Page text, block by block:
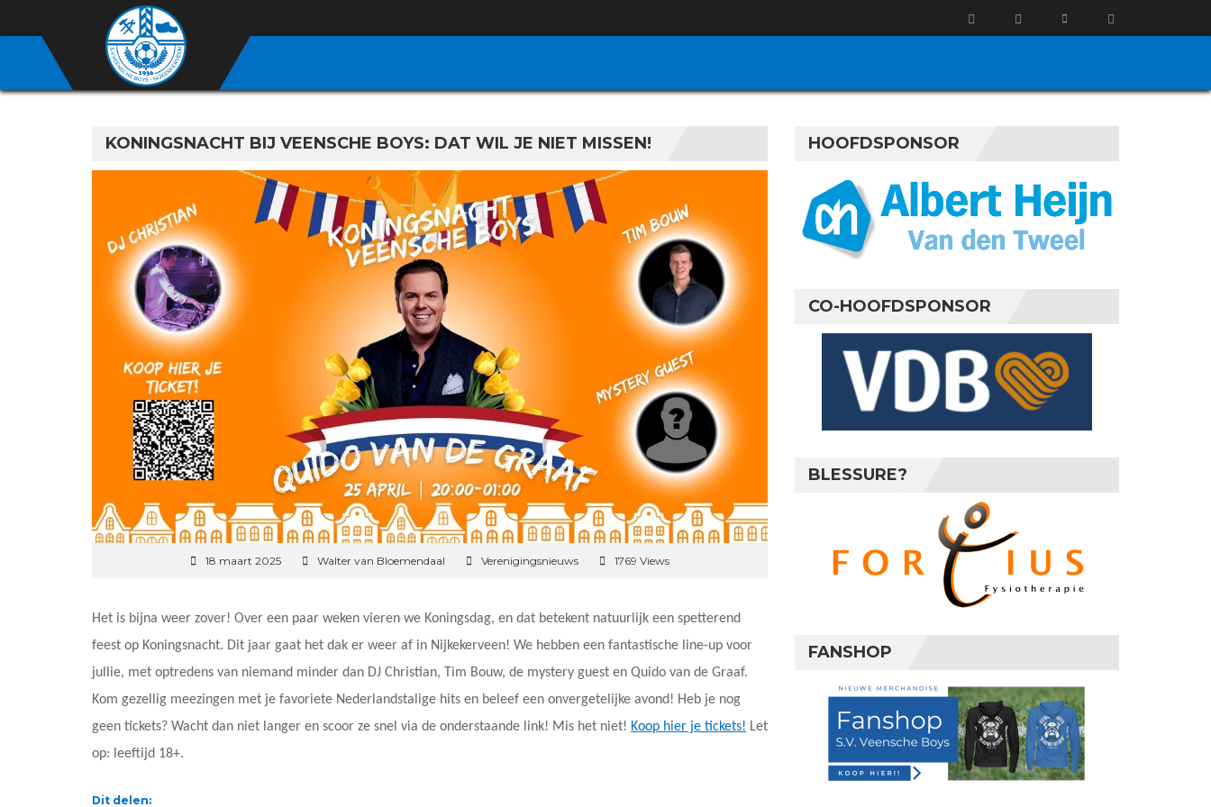
KONINGSNACHT BIJ VEENSCHE BOYS: DAT WIL JE NIET MISSEN!
18 maart 2025 Walter van Bloemendaal Verenigingsnieuws 1769 Views
Het is bijna weer zover! Over een paar weken vieren we Koningsdag, en dat betekent natuurlijk een spetterend
feest op Koningsnacht. Dit jaar gaat het dak er weer af in Nijkekerveen! We hebben een fantastische line-up voor
jullie, met optredens van niemand minder dan DJ Christian, Tim Bouw, de mystery guest en Quido van de Graaf.
Kom gezellig meezingen met je favoriete Nederlandstalige hits en beleef een onvergetelijke avond! Heb je nog
geen tickets? Wacht dan niet langer en scoor ze snel via de onderstaande link! Mis het niet! Koop hier je tickets! Let
op: leeftijd 18+.
Dit delen:
HOOFDSPONSOR
CO-HOOFDSPONSOR
BLESSURE?
FANSHOP